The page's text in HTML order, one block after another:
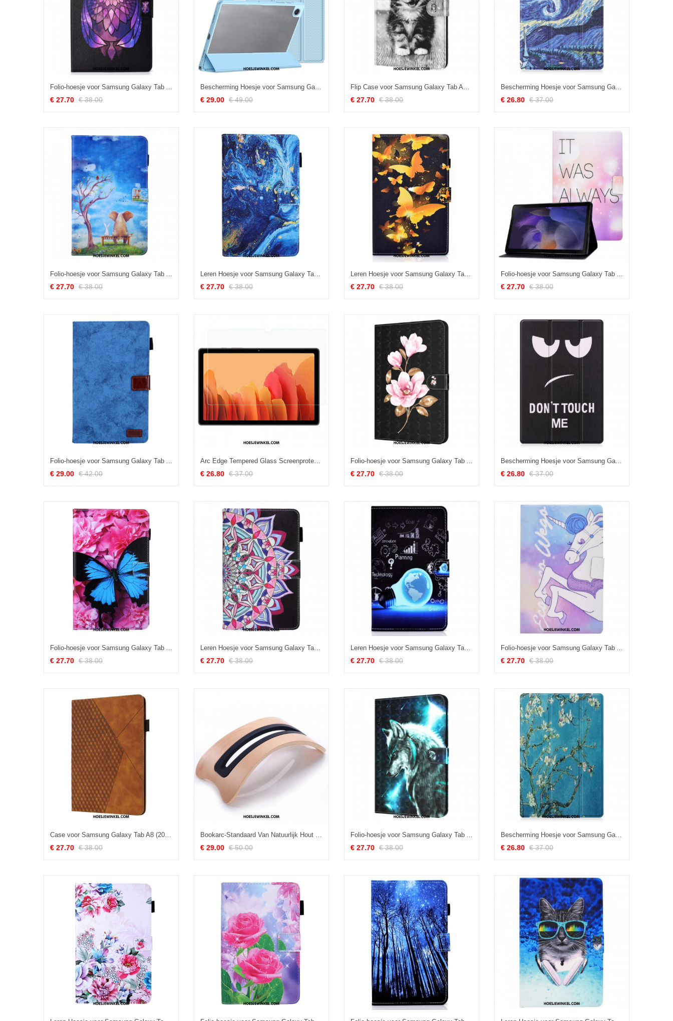
Folio-hoesje voor Samsung Galaxy Tab A8 (2021) Uilen
€ 27.70 € 38.00
Bescherming Hoesje voor Samsung Galaxy Tab A8 (2021) Toby-serie Dux-ducis
€ 29.00 € 49.00
Flip Case voor Samsung Galaxy Tab A8 (2021) Kunstleer Katje
€ 27.70 € 38.00
Bescherming Hoesje voor Samsung Galaxy Tab A8 (2021) Verbeterde Van Gogh
€ 26.80 € 37.00
Folio-hoesje voor Samsung Galaxy Tab A8 (2021) Vrienden
€ 27.70 € 38.00
Leren Hoesje voor Samsung Galaxy Tab A8 (2021) Ontwerp Ruimte
€ 27.70 € 38.00
Leren Hoesje voor Samsung Galaxy Tab A8 (2021) Unieke Vlinders
€ 27.70 € 38.00
Folio-hoesje voor Samsung Galaxy Tab A8 (2021) Het Was Altijd Jij
€ 27.70 € 38.00
Folio-hoesje voor Samsung Galaxy Tab A8 (2021) Stof
€ 29.00 € 42.00
Arc Edge Tempered Glass Screenprotector Voor Samsung Galaxy Tab A8 (2021)
€ 26.80 € 37.00
Folio-hoesje voor Samsung Galaxy Tab A8 (2021) Kunstleer Boom Bloesems
€ 27.70 € 38.00
Bescherming Hoesje voor Samsung Galaxy Tab A8 (2021) Verbeterd Raak Me Niet Aan
€ 26.80 € 37.00
Folio-hoesje voor Samsung Galaxy Tab A8 (2021) Bloemen Vlinder
€ 27.70 € 38.00
Leren Hoesje voor Samsung Galaxy Tab A8 (2021) Grafische Mandala
€ 27.70 € 38.00
Leren Hoesje voor Samsung Galaxy Tab A8 (2021) Brainstormen
€ 27.70 € 38.00
Folio-hoesje voor Samsung Galaxy Tab A8 (2021) Fantasie Eenhoorn
€ 27.70 € 38.00
Case voor Samsung Galaxy Tab A8 (2021) Getextureerde Elastische Band
€ 27.70 € 38.00
Bookarc-Standaard Van Natuurlijk Hout Voor Macbook
€ 29.00 € 50.00
Folio-hoesje voor Samsung Galaxy Tab A8 (2021) Wilde Wolf
€ 27.70 € 38.00
Bescherming Hoesje voor Samsung Galaxy Tab A8 (2021) Versterkte Tempels
€ 26.80 € 37.00